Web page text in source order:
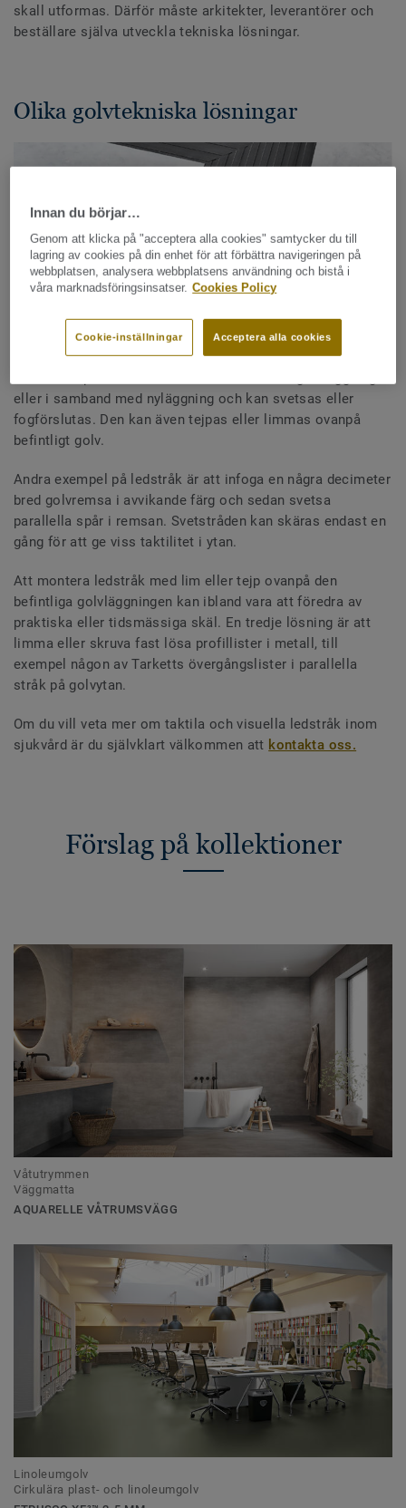
skall utformas. Därför måste arkitekter, leverantörer och
beställare själva utveckla tekniska lösningar.
Olika golvtekniska lösningar
Tarkett erbjuder en 305 mm bred remsa av PVC – Tarkett
eller i samband med nyläggning och kan svetsas eller
fogförslutas. Den kan även tejpas eller limmas ovanpå
befintligt golv.
Andra exempel på ledstråk är att infoga en några decimeter
bred golvremsa i avvikande färg och sedan svetsa
parallella spår i remsan. Svetstråden kan skäras endast en
gång för att ge viss taktilitet i ytan.
Att montera ledstråk med lim eller tejp ovanpå den
befintliga golvläggningen kan ibland vara att föredra av
praktiska eller tidsmässiga skäl. En tredje lösning är att
limma eller skruva fast lösa profillister i metall, till
exempel någon av Tarketts övergångslister i parallella
stråk på golvytan.
Om du vill veta mer om taktila och visuella ledstråk inom
sjukvård är du självklart välkommen att kontakta oss.
Förslag på kollektioner
Våtutrymmen
Väggmatta
AQUARELLE VÅTRUMSVÄGG
Linoleumgolv
Cirkulära plast- och linoleumgolv
Innan du börjar…
Genom att klicka på "acceptera alla cookies" samtycker du till
lagring av cookies på din enhet för att förbättra navigeringen på
webbplatsen, analysera webbplatsens användning och bistå i
våra marknadsföringsinsatser. Cookies Policy
Acceptera alla cookies
Cookie-inställningar